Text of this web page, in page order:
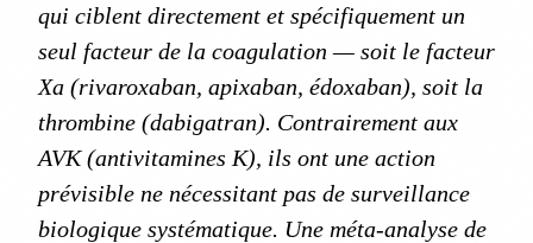
qui ciblent directement et spécifiquement un
seul facteur de la coagulation — soit le facteur
Xa (rivaroxaban, apixaban, édoxaban), soit la
thrombine (dabigatran). Contrairement aux
AVK (antivitamines K), ils ont une action
prévisible ne nécessitant pas de surveillance
biologique systématique. Une méta-analyse de